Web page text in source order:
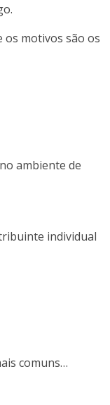
motivos são os
ambiente de
individual
comuns…